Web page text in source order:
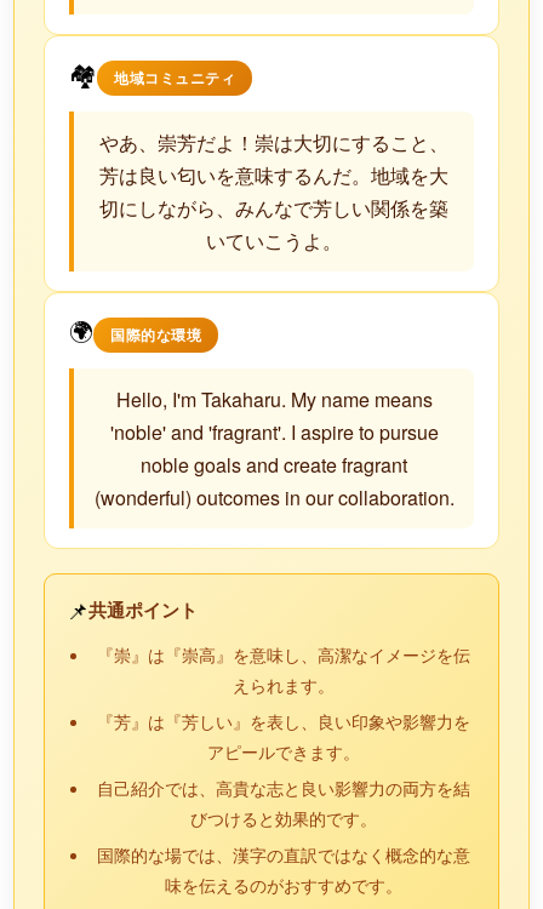
🏘️ 地域コミュニティ
やあ、崇芳だよ！崇は大切にすること、
芳は良い匂いを意味するんだ。地域を大
切にしながら、みんなで芳しい関係を築
いていこうよ。
🌍 国際的な環境
Hello, I'm Takaharu. My name means
'noble' and 'fragrant'. I aspire to pursue
noble goals and create fragrant
(wonderful) outcomes in our collaboration.
📌共通ポイント
『崇』は『崇高』を意味し、高潔なイメージを伝
えられます。
『芳』は『芳しい』を表し、良い印象や影響力を
アピールできます。
自己紹介では、高貴な志と良い影響力の両方を結
びつけると効果的です。
国際的な場では、漢字の直訳ではなく概念的な意
味を伝えるのがおすすめです。